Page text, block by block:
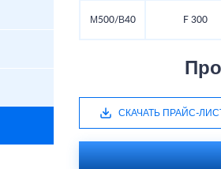
М500/В40 F 300
СКАЧАТЬ ПРАЙС-